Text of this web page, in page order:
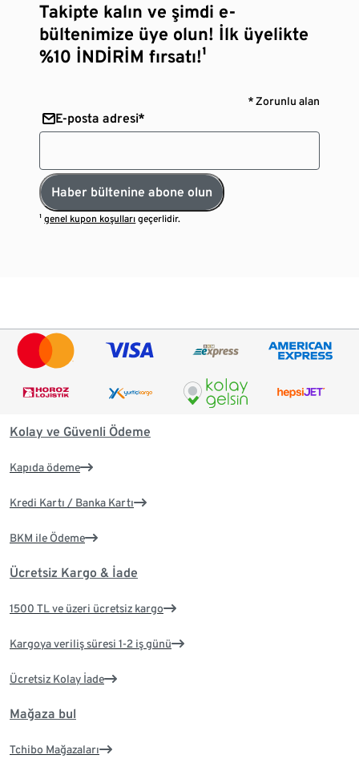
Takipte kalın ve şimdi e-
bültenimize üye olun! İlk üyelikte
%10 İNDİRİM fırsatı!¹
* Zorunlu alan
E-posta adresi*
Haber bültenine abone olun
¹genel kupon koşulları geçerlidir.
Kolay ve Güvenli Ödeme
Kapıda ödeme
Kredi Kartı / Banka Kartı
BKM ile Ödeme
Ücretsiz Kargo & İade
1500 TL ve üzeri ücretsiz kargo
Kargoya veriliş süresi 1-2 iş günü
Ücretsiz Kolay İade
Mağaza bul
Tchibo Mağazaları